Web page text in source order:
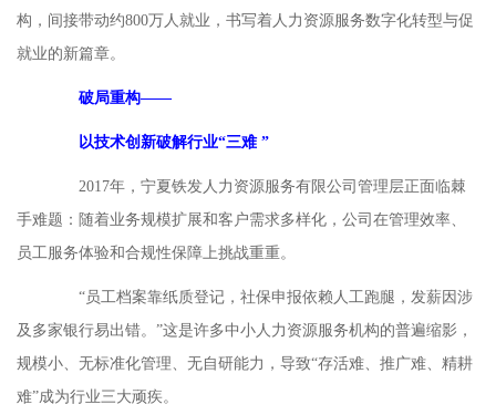
构，间接带动约800万人就业，书写着人力资源服务数字化转型与促
就业的新篇章。
破局重构——
以技术创新破解行业“三难 ”
2017年，宁夏铁发人力资源服务有限公司管理层正面临棘
手难题：随着业务规模扩展和客户需求多样化，公司在管理效率、
员工服务体验和合规性保障上挑战重重。
“员工档案靠纸质登记，社保申报依赖人工跑腿，发薪因涉
及多家银行易出错。”这是许多中小人力资源服务机构的普遍缩影，
规模小、无标准化管理、无自研能力，导致“存活难、推广难、精耕
难”成为行业三大顽疾。